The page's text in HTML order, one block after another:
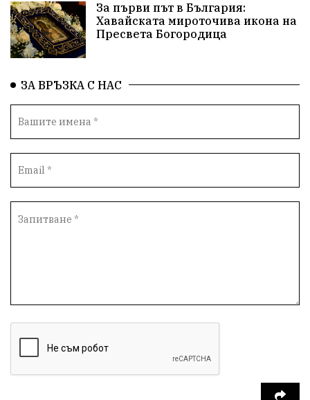
Общински съвет Величие Финландия
Образование Борисов Кольо Парамов
Автопоход Костинброд
Столичен общински съвет Маратон кауза
сбъдната мечта
Счетоводство Референдум Вот на недоверие
Дарение Политическа журналистика
Съпричастност Парламент Транспорт
За първи път в България:
Хавайската мироточива икона на
Пресвета Богородица
ЗА ВРЪЗКА С НАС